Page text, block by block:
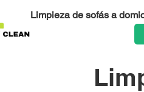
Limpieza de sofás a